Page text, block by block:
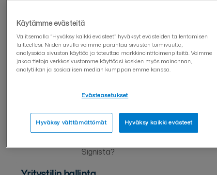
Ostin vahingossa allekirjoituksia
Käyttöliittymän kielivalinnat
Olen unohtanut salasanan, mitä
kirjautuminen ei onnistu?
Signista?
Käytämme evästeitä
Valitsemalla “Hyväksy kaikki evästeet” hyväksyt evästeiden tallentamisen
laitteellesi. Niiden avulla voimme parantaa sivuston toimivuutta,
analysoida sivuston käyttöä ja toteuttaa markkinointitoimenpiteitä. Voimme
jakaa tietoja verkkosivustomme käyttöäsi koskien myös mainonnan,
analytiikan ja sosiaalisen median kumppaniemme kanssa.
Evästeasetukset
Hyväksy välttämättömät Hyväksy kaikki evästeet